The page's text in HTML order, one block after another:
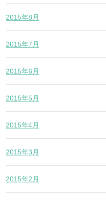
2015年8月
2015年7月
2015年6月
2015年5月
2015年4月
2015年3月
2015年2月